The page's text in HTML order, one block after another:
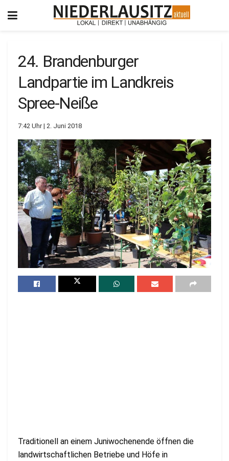
24. Brandenburger
Landpartie im Landkreis
Spree-Neiße
7:42 Uhr | 2. Juni 2018
Traditionell an einem Juniwochenende öffnen die
landwirtschaftlichen Betriebe und Höfe in